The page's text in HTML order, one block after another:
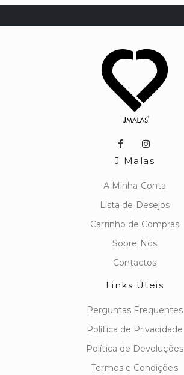
J Malas
A Minha Conta
Lista de Desejos
Carrinho de Compras
Sobre Nós
Contactos
Links Úteis
Perguntas Frequentes
Política de Privacidade
Política de Devoluções
Termos e Condições